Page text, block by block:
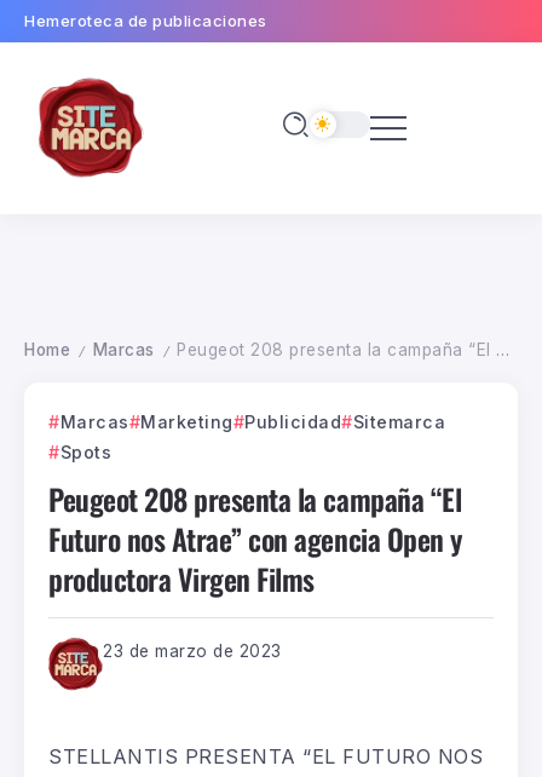
Hemeroteca de publicaciones
Home / Marcas / Peugeot 208 presenta la campaña “El Futuro nos Atrae” con agencia Open y productora Virgen Films
Marcas Marketing Publicidad
Sitemarca
Spots
Peugeot 208 presenta la campaña “El
Futuro nos Atrae” con agencia Open y
productora Virgen Films
23 de marzo de 2023
STELLANTIS PRESENTA “EL FUTURO NOS